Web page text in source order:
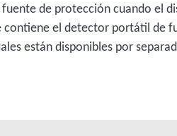
fuente de protección cuando el
el detector portátil de
están disponibles por